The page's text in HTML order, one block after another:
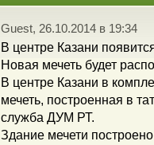
Guest, 26.10.2014 в 19:34
В центре Казани
Новая мечеть будет
В центре Казани в
мечеть, построенная в
служба ДУМ РТ.
Здание мечети